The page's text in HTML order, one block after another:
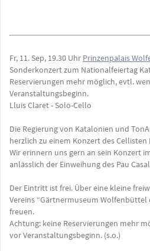
Fr, 11. Sep, 19.30 Uhr Prinzenpalais
Sonderkonzert zum Nationalfeiertag
Reservierungen mehr möglich, evtl.
Veranstaltungsbeginn.
Lluis Claret - Solo-Cello
Die Regierung von Katalonien und
herzlich zu einem Konzert des
Wir erinnern uns gern an sein Konzert
anlässlich der Einweihung des Pau
Der Eintritt ist frei. Über eine kleine
Vereins “Gärtnermuseum Wolfenbüttel
freuen.
Achtung: keine Reservierungen mehr
vor Veranstaltungsbeginn. (s.o.)